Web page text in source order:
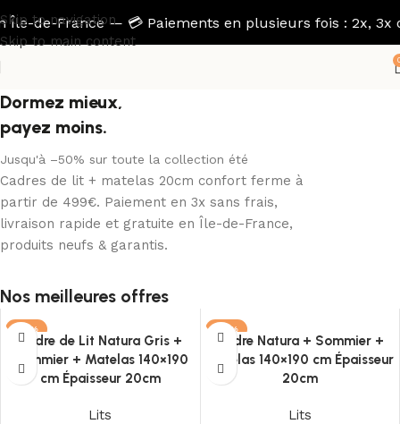
Skip to navigation
Skip to main content
Dormez mieux,
payez moins.
Jusqu'à –50% sur toute la collection été
Cadres de lit + matelas 20cm confort ferme à
partir de 499€. Paiement en 3x sans frais,
livraison rapide et gratuite en Île-de-France,
produits neufs & garantis.
Nos meilleures offres
-21%
Cadre de Lit Natura Gris +
Sommier + Matelas 140×190
cm Épaisseur 20cm
Lits
-21%
Cadre Natura + Sommier +
Matelas 140×190 cm Épaisseur
20cm
Lits
de-France — 💳 Paiements en plusieurs fois : 2x, 3x